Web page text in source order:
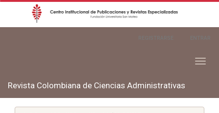
Toggle
Revista Colombiana de Ciencias Administrativas